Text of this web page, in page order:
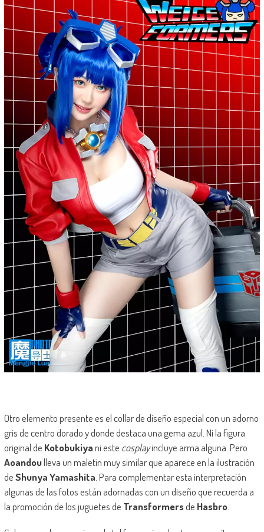
Otro elemento presente es el collar de diseño especial con un adorno
gris de centro dorado y donde destaca una gema azul. Ni la figura
original de Kotobukiyani este cosplayincluye arma alguna. Pero
Aoandoulleva un maletín muy similar que aparece en la ilustración
deShunya Yamashita . Para complementar esta interpretación
algunas de las fotos están adornadas con un diseño que recuerda a
la promoción de los juguetes de Transformersde Hasbro.